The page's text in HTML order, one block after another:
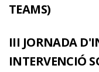
TEAMS)
III JORNADA
INTERVENCIÓ